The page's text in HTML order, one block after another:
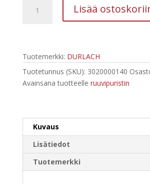
määrä
Lisää
Tuotemerkki: DURLACH
Tuotetunnus (SKU): 3020000140
Avainsana tuotteelle ruuvipuristin
Kuvaus
Lisätiedot
Tuotemerkki